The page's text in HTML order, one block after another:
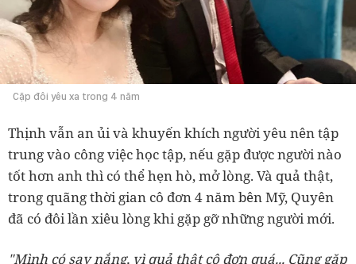
Cặp đôi yêu xa trong 4 năm
Thịnh vẫn an ủi và khuyến khích người yêu nên tập
trung vào công việc học tập, nếu gặp được người nào
tốt hơn anh thì có thể hẹn hò, mở lòng. Và quả thật,
trong quãng thời gian cô đơn 4 năm bên Mỹ, Quyên
đã có đôi lần xiêu lòng khi gặp gỡ những người mới.
"Mình có say nắng, vì quả thật cô đơn quá... Cũng gặp